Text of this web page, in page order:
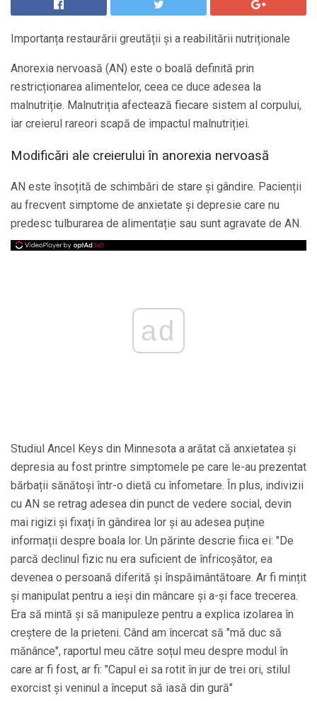
Importanța restaurării greutății și a reabilitării nutriționale
Anorexia nervoasă (AN) este o boală definită prin
restricționarea alimentelor, ceea ce duce adesea la
malnutriție. Malnutriția afectează fiecare sistem al corpului,
iar creierul rareori scapă de impactul malnutriției.
Modificări ale creierului în anorexia nervoasă
AN este însoțită de schimbări de stare și gândire. Pacienții
au frecvent simptome de anxietate și depresie care nu
predesc tulburarea de alimentație sau sunt agravate de AN.
ad
Studiul Ancel Keys din Minnesota a arătat că anxietatea și
depresia au fost printre simptomele pe care le-au prezentat
bărbații sănătoși într-o dietă cu înfometare. În plus, indivizii
cu AN se retrag adesea din punct de vedere social, devin
mai rigizi și fixați în gândirea lor și au adesea puține
informații despre boala lor. Un părinte descrie fiica ei: "De
parcă declinul fizic nu era suficient de înfricoșător, ea
devenea o persoană diferită și înspăimântătoare. Ar fi mințit
și manipulat pentru a ieși din mâncare și a-și face trecerea.
Era să mintă și să manipuleze pentru a explica izolarea în
creștere de la prieteni. Când am încercat să "mă duc să
mănânce", raportul meu către soțul meu despre modul în
care ar fi fost, ar fi: "Capul ei sa rotit în jur de trei ori, stilul
exorcist și veninul a început să iasă din gură"